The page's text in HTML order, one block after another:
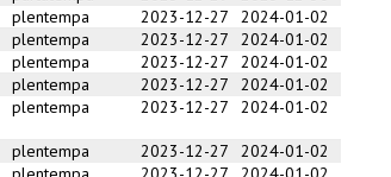
e-mail)
plentempa 2023-12-27
2024-01-02
mail)
plentempa 2023-12-27
2024-01-02
plentempa 2023-12-27
2024-01-02
plentempa 2023-12-27
2024-01-02
plentempa 2023-12-27 2024-01-02
e-mail)
plentempa 2023-12-27
2024-01-02